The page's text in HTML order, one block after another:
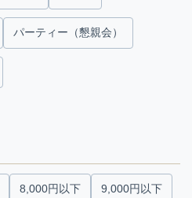
パーティー（懇親会）
8,000円以下 9,000円以下